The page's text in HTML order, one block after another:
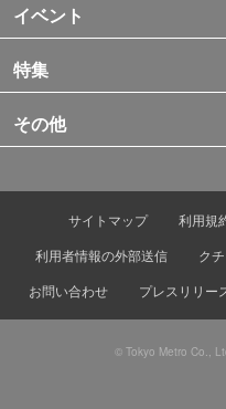
イベント
特集
その他
サイトマップ 利用規
利用者情報の外部送信
ク
お問い合わせ
プレスリリー
© Tokyo Metro Co.,